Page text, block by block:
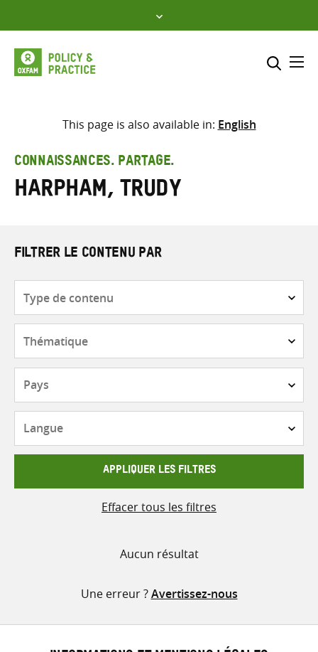
to
content
Sélectionner l’emplacement
Saisir
les
termes
This page is also available in: English
CONNAISSANCES. PARTAGE.
Harpham, Trudy
FILTRER LE CONTENU PAR
contenu
APPLIQUER LES FILTRES
Effacer tous les filtres
Aucun résultat
Une erreur ?Avertissez-nous